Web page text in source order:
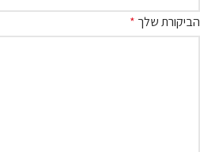
הביקורת שלך *